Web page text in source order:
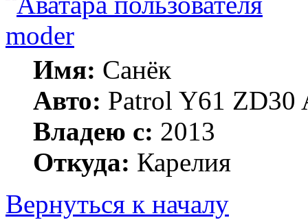
moder
Имя: Санёк
Авто: Patrol Y61 ZD30
Владею с: 2013
Откуда: Карелия
Вернуться к началу